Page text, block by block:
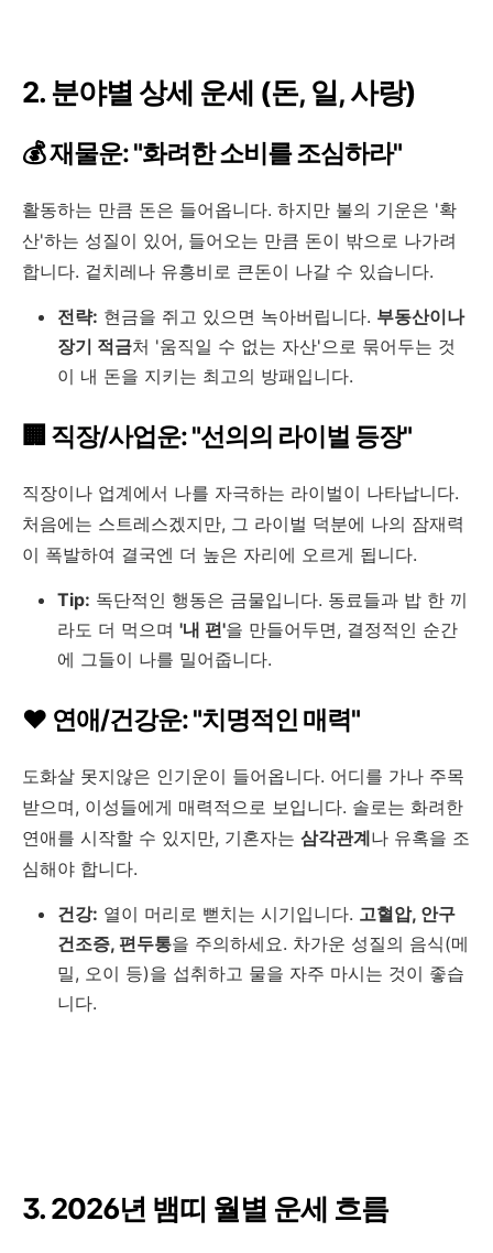
2. 분야별 상세 운세 (돈, 일, 사랑)
💰 재물운: "화려한 소비를 조심하라"
활동하는 만큼 돈은 들어옵니다. 하지만 불의 기운은 '확
산'하는 성질이 있어, 들어오는 만큼 돈이 밖으로 나가려
합니다. 겉치레나 유흥비로 큰돈이 나갈 수 있습니다.
전략: 현금을 쥐고 있으면 녹아버립니다. 부동산이나
장기 적금처 '움직일 수 없는 자산'으로 묶어두는 것
이 내 돈을 지키는 최고의 방패입니다.
🏢 직장/사업운: "선의의 라이벌 등장"
직장이나 업계에서 나를 자극하는 라이벌이 나타납니다.
처음에는 스트레스겠지만, 그 라이벌 덕분에 나의 잠재력
이 폭발하여 결국엔 더 높은 자리에 오르게 됩니다.
Tip: 독단적인 행동은 금물입니다. 동료들과 밥 한 끼
라도 더 먹으며 '내 편'을 만들어두면, 결정적인 순간
에 그들이 나를 밀어줍니다.
❤️ 연애/건강운: "치명적인 매력"
도화살 못지않은 인기운이 들어옵니다. 어디를 가나 주목
받으며, 이성들에게 매력적으로 보입니다. 솔로는 화려한
연애를 시작할 수 있지만, 기혼자는 삼각관계나 유혹을 조
심해야 합니다.
건강: 열이 머리로 뻗치는 시기입니다. 고혈압, 안구
건조증, 편두통을 주의하세요. 차가운 성질의 음식(메
밀, 오이 등)을 섭취하고 물을 자주 마시는 것이 좋습
니다.
3. 2026년 뱀띠 월별 운세 흐름